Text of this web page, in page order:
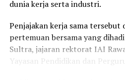
siswa baru jenjang SMP dengan
belajar (150 siswa). Para
perlengkapan sekolah, makan,
dunia kerja serta industri.
Penjajakan kerja sama tersebut
pertemuan bersama yang
Sultra, jajaran rektorat IAI
Yayasan Pendidikan dan